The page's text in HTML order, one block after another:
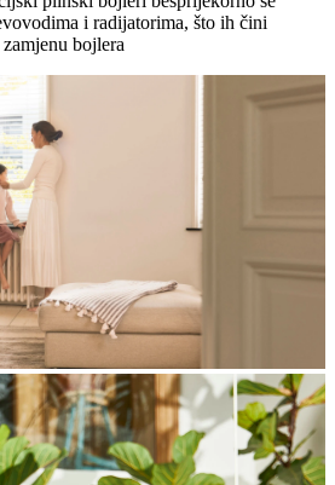
i radijatorima, što ih čini
bojlera